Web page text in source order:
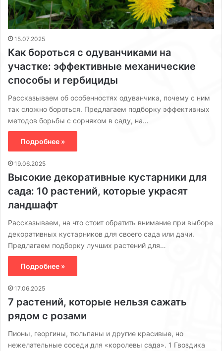
15.07.2025
Как бороться с одуванчиками на
участке: эффективные механические
способы и гербициды
Рассказываем об особенностях одуванчика, почему с ним
так сложно бороться. Предлагаем подборку эффективных
методов борьбы с сорняком в саду, на…
Подробнее »
19.06.2025
Высокие декоративные кустарники для
сада: 10 растений, которые украсят
ландшафт
Рассказываем, на что стоит обратить внимание при выборе
декоративных кустарников для своего сада или дачи.
Предлагаем подборку лучших растений для…
Подробнее »
17.06.2025
7 растений, которые нельзя сажать
рядом с розами
Пионы, георгины, тюльпаны и другие красивые, но
нежелательные соседи для «королевы сада». 1 Гвоздика